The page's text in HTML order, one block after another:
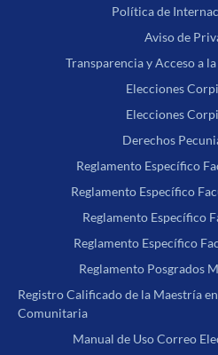
Política de
Aviso de
Transparencia y Acceso a
Elecciones
Elecciones
Derechos
Reglamento Específico
Reglamento Específico
Reglamento Específico
Reglamento Específico
Reglamento Posgrados
Registro Calificado de la Maestría
Comunitaria
Manual de Uso Correo